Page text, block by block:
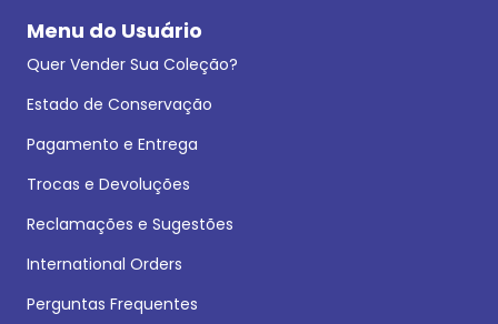
Menu do Usuário
Quer Vender Sua Coleção?
Estado de Conservação
Pagamento e Entrega
Trocas e Devoluções
Reclamações e Sugestões
International Orders
Perguntas Frequentes